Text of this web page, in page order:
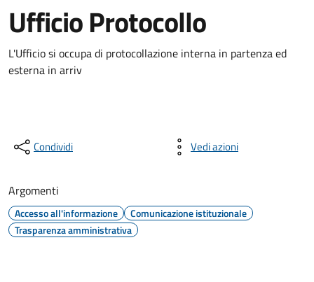
Ufficio Protocollo
L'Ufficio si occupa di protocollazione interna in partenza ed
esterna in arriv
Condividi Vedi azioni
Argomenti
Accesso all'informazione
Comunicazione istituzionale
Trasparenza amministrativa